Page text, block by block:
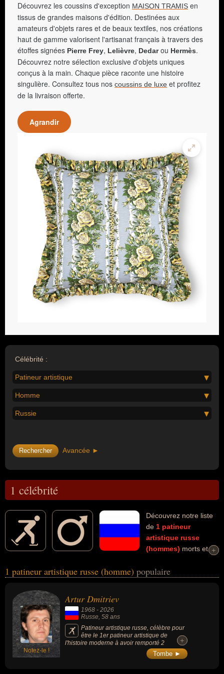
Découvrez les coussins d'exception MAISON TRAMIS en
tissus de grandes maisons d'édition. Destinées aux
amateurs d'objets rares et de beaux textiles, nos créations
haut de gamme valorisent l'artisanat français à travers des
étoffes signées Pierre Frey, Lelièvre, Dedarou Hermès.
Découvrez notre sélection exclusive d'objets uniques
conçus à la main. Chaque pièce raconte une histoire
singulière. Consultez tous nos coussins de luxe et profitez
de la livraison offerte.
Agrandir
Célébrité :
Patineur artistique
Homme
Russie
Avancée ►
1 célébrité
Découvrez notre liste
de 1 patineur
artistique russe
(hommes) morts et
(de sexe masculin) peuvent avoir des liens variés dans les
Ces célébrités peuvent également avoir été artiste, chorégraphe,
entraineur ou sportif.
+
+
1 patineur artistique russe (homme) populaire
Notez-le !
Artur Dmitriev
1968 - 2026
Russe, 58 ans
Patineur artistique russe, célèbre pour
être le 1er patineur artistique de
l'histoire moderne à avoir remporté 2
médailles d'or olympiques dans la catégorie
des couples avec deux partenaires
+
+
Tombe ►